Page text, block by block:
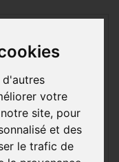
votre
site, pour
et des
le trafic de